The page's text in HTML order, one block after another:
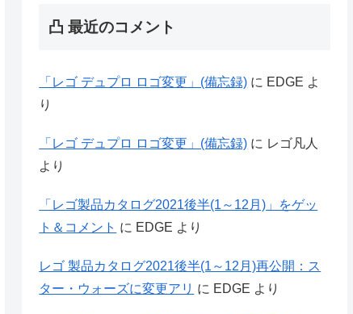
凸 最近のコメント
「レゴ デュプロ ロゴ変更」(備忘録) に EDGE よ
り
「レゴ デュプロ ロゴ変更」(備忘録) に レゴ凡人
より
「レゴ製品カタログ2021後半(1～12月)」をゲッ
ト＆コメント に EDGE より
レゴ 製品カタログ2021後半(1～12月)再公開：ス
ター・ウォーズに変更アリ に EDGE より